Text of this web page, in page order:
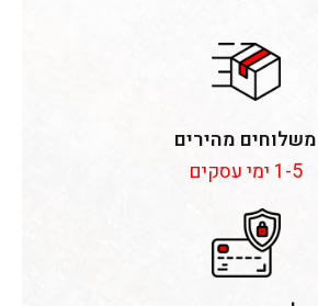
משלוחים מהירים
1-5 ימי עסקים